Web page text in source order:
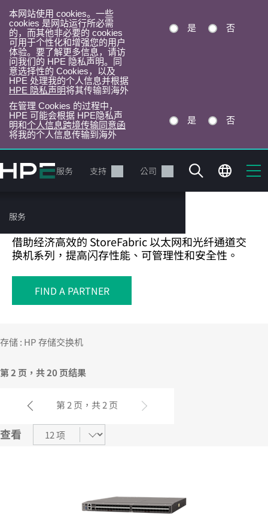
本网站使用 cookies。一些
cookies 是网站运行所必需
的，而其他非必要的 cookies
可用于个性化和增强您的用户
体验。要了解更多信息，请访
问我们的 HPE 隐私声明。同
意选择性的 Cookies，以及
HPE 处理我的个人信息并根据
HPE 隐私声明将其传输到海外
是 否
在管理 Cookies 的过程中，
HPE 可能会根据 HPE隐私声
明和个人信息跨境传输同意函
将我的个人信息传输到海外
是 否
转
到
目
录
产品 服务 支持 公司
服务
前往 HPE 商店浏览、配置和订购。
存储交换机
借助经济高效的 StoreFabric 以太网和光纤通道交
换机系列，提高闪存性能、可管理性和安全性。
FIND A PARTNER
存储 : HP 存储交换机
第 2 页，共 20 页结果
上一页
第 2 页，共 2 页
查看